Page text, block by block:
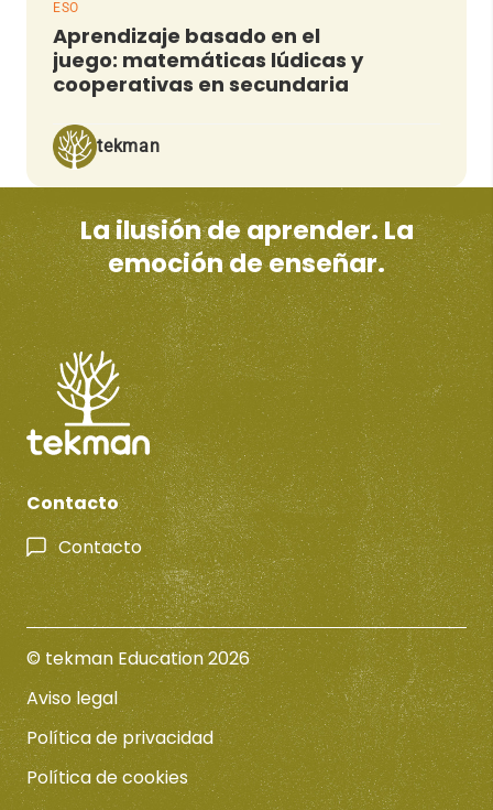
ESO
Aprendizaje basado en el
juego: matemáticas lúdicas y
cooperativas en secundaria
tekman
La ilusión de aprender. La
emoción de enseñar.
Contacto
Contacto
© tekman Education 2026
Aviso legal
Política de privacidad
Política de cookies